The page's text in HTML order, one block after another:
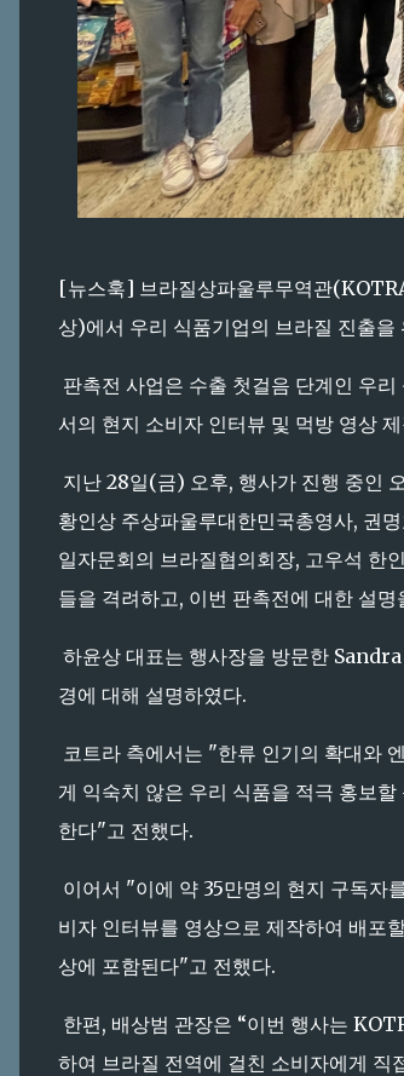
[뉴스훅] 브라질상파울루무역관
상)에서 우리 식품기업의 브라질 진출
판촉전 사업은 수출 첫걸음 단계인 우
서의 현지 소비자 인터뷰 및 먹방 영상
지난 28일(금) 오후, 행사가 진행 중인
황인상 주상파울루대한민국총영사, 권
일자문회의 브라질협의회장, 고우석 한
들을 격려하고, 이번 판촉전에 대한 설명
하윤상 대표는 행사장을 방문한
경에 대해 설명하였다.
코트라 측에서는 "한류 인기의 확대와
게 익숙치 않은 우리 식품을 적극 홍보
한다"고 전했다.
이어서 "이에 약 35만명의 현지 구독자
비자 인터뷰를 영상으로 제작하여 배포
상에 포함된다"고 전했다.
한편, 배상범 관장은 “이번 행사는
하여 브라질 전역에 걸친 소비자에게 직